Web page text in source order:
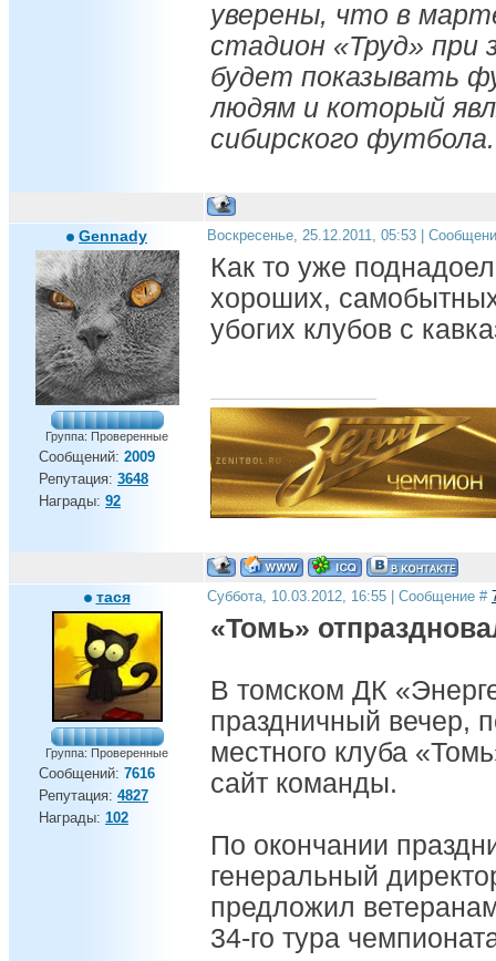
уверены, что в
стадион «Труд» при
будет показывать
людям и который
сибирского футбола.
Gennady
Группа: Проверенные
Сообщений: 2009
Репутация: 3648
Награды: 92
Воскресенье, 25.12.2011, 05:53 |
Как то уже
хороших,
убогих клубов с
тася
Группа: Проверенные
Сообщений: 7616
Репутация: 4827
Награды: 102
Суббота, 10.03.2012, 16:55 | Сообщение #
«Томь»
В томском ДК
праздничный вечер,
местного клуба
сайт команды.
По окончании
генеральный
предложил
34-го тура